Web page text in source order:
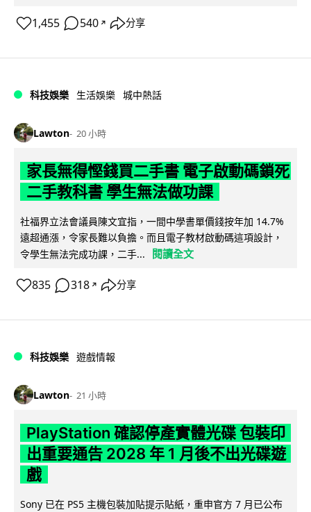
1,455 540 ↗ 分享
科技娛樂 生活娛樂 城中熱話
Lawton 20 小時
家長無得慳錢買二手書 電子啟動碼鎖死
二手教科書 學生無法做功課
社福界立法會議員陳文宜指，一間中學書單價錢按年加 14.7%
遠超通漲，令家長難以負擔。而且電子教材啟動碼這項設計，
令學生無法完成功課，二手...
閱讀全文
835 318 ↗ 分享
科技娛樂 遊戲情報
Lawton 21 小時
PlayStation 確認停產實體光碟 包裝印
出重要通告 2028 年 1 月後不出光碟遊
戲
Sony 已在 PS5 主機包裝加貼提示貼紙，重申官方 7 月已公布